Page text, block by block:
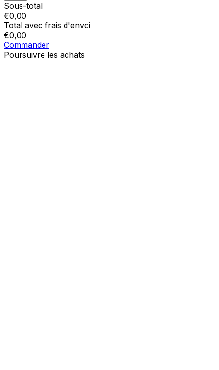
Sous-total
€0,00
Total avec frais d'envoi
€0,00
Commander
Poursuivre les achats